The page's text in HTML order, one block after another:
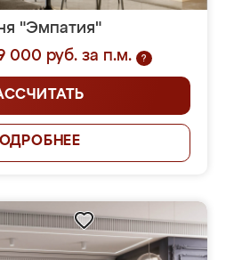
"Эмпатия"
000 руб. за п.м.
?